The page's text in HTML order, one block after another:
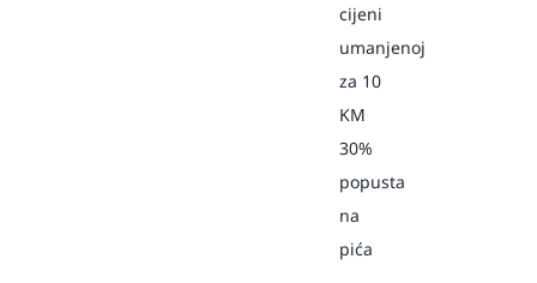
cijeni
umanjenoj
za 10
KM
30%
popusta
na
pića